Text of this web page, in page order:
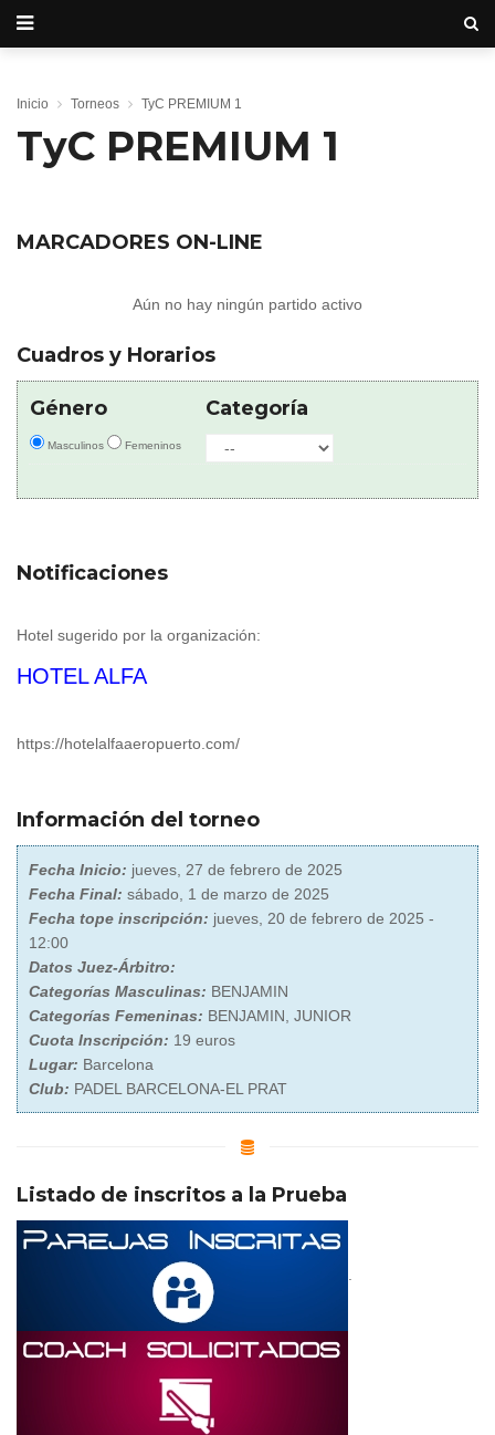
Inicio Torneos TyC PREMIUM 1
TyC PREMIUM 1
MARCADORES ON-LINE
Aún no hay ningún partido activo
Cuadros y Horarios
Género
Masculinos Femeninos
Categoría
Notificaciones
Hotel sugerido por la organización:
HOTEL ALFA
https://hotelalfaaeropuerto. com/
Información del torneo
Fecha Inicio: jueves, 27 de febrero de 2025
Fecha Final: sábado, 1 de marzo de 2025
Fecha tope inscripción: jueves, 20 de febrero de 2025 -
12:00
Datos Juez-Árbitro:
Categorías Masculinas: BENJAMIN
Categorías Femeninas: BENJAMIN, JUNIOR
Cuota Inscripción: 19 euros
Lugar: Barcelona
Club: PADEL BARCELONA-EL PRAT
Listado de inscritos a la Prueba